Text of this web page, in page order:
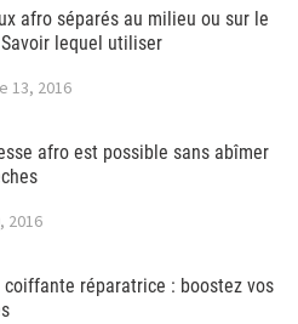
afro séparés au milieu ou sur le
lequel utiliser
13, 2016
afro est possible sans abîmer
2016
coiffante réparatrice : boostez vos